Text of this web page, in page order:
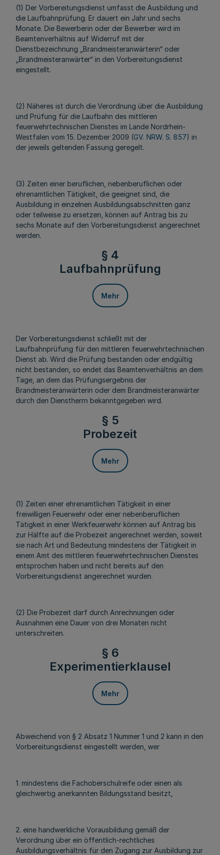
(1) Der Vorbereitungsdienst umfasst die Ausbildung und
die Laufbahnprüfung. Er dauert ein Jahr und sechs
Monate. Die Bewerberin oder der Bewerber wird im
Beamtenverhältnis auf Widerruf mit der
Dienstbezeichnung „Brandmeisteranwärterin“ oder
„Brandmeisteranwärter“ in den Vorbereitungsdienst
eingestellt.
(2) Näheres ist durch die Verordnung über die Ausbildung
und Prüfung für die Laufbahn des mittleren
feuerwehrtechnischen Dienstes im Lande Nordrhein-
Westfalen vom 15. Dezember 2009 (GV. NRW. S. 857) in
der jeweils geltenden Fassung geregelt.
(3) Zeiten einer beruflichen, nebenberuflichen oder
ehrenamtlichen Tätigkeit, die geeignet sind, die
Ausbildung in einzelnen Ausbildungsabschnitten ganz
oder teilweise zu ersetzen, können auf Antrag bis zu
sechs Monate auf den Vorbereitungsdienst angerechnet
werden.
§ 4
Laufbahnprüfung
Mehr
Der Vorbereitungsdienst schließt mit der
Laufbahnprüfung für den mittleren feuerwehrtechnischen
Dienst ab. Wird die Prüfung bestanden oder endgültig
nicht bestanden, so endet das Beamtenverhältnis an dem
Tage, an dem das Prüfungsergebnis der
Brandmeisteranwärterin oder dem Brandmeisteranwärter
durch den Dienstherrn bekanntgegeben wird.
§ 5
Probezeit
Mehr
(1) Zeiten einer ehrenamtlichen Tätigkeit in einer
freiwilligen Feuerwehr oder einer nebenberuflichen
Tätigkeit in einer Werkfeuerwehr können auf Antrag bis
zur Hälfte auf die Probezeit angerechnet werden, soweit
sie nach Art und Bedeutung mindestens der Tätigkeit in
einem Amt des mittleren feuerwehrtechnischen Dienstes
entsprochen haben und nicht bereits auf den
Vorbereitungsdienst angerechnet wurden.
(2) Die Probezeit darf durch Anrechnungen oder
Ausnahmen eine Dauer von drei Monaten nicht
unterschreiten.
§ 6
Experimentierklausel
Mehr
Abweichend von § 2 Absatz 1 Nummer 1 und 2 kann in den
Vorbereitungsdienst eingestellt werden, wer
1. mindestens die Fachoberschulreife oder einen als
gleichwertig anerkannten Bildungsstand besitzt,
2. eine handwerkliche Vorausbildung gemäß der
Verordnung über ein öffentlich-rechtliches
Ausbildungsverhältnis für den Zugang zur Ausbildung zur